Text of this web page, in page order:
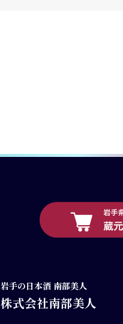
岩手の日本酒 南部美人
株式会社南部美人